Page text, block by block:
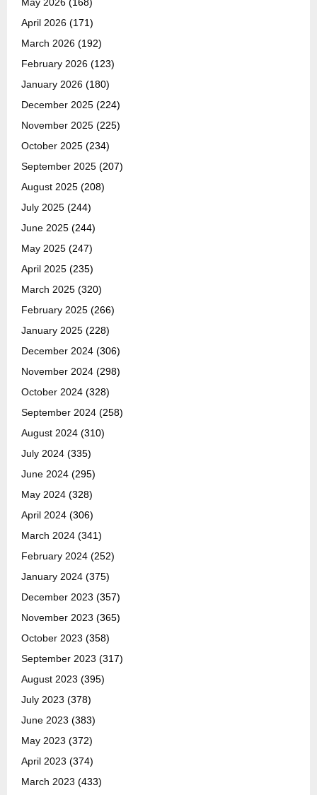
April 2026 (171)
March 2026 (192)
February 2026 (123)
January 2026 (180)
December 2025 (224)
November 2025 (225)
October 2025 (234)
September 2025 (207)
August 2025 (208)
July 2025 (244)
June 2025 (244)
May 2025 (247)
April 2025 (235)
March 2025 (320)
February 2025 (266)
January 2025 (228)
December 2024 (306)
November 2024 (298)
October 2024 (328)
September 2024 (258)
August 2024 (310)
July 2024 (335)
June 2024 (295)
May 2024 (328)
April 2024 (306)
March 2024 (341)
February 2024 (252)
January 2024 (375)
December 2023 (357)
November 2023 (365)
October 2023 (358)
September 2023 (317)
August 2023 (395)
July 2023 (378)
June 2023 (383)
May 2023 (372)
April 2023 (374)
March 2023 (433)